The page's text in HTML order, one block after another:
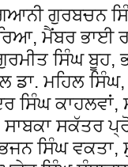
ਗੁਰਬਚਨ
ਮੈਂਬਰ ਭਾਈ
ਸਿੰਘ
ਡਾ. ਮਹਿਲ
ਸਿੰਘ
ਸਕੱਤਰ
ਸਿੰਘ ਵਕਤਾ,